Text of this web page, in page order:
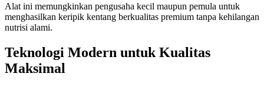
Alat ini memungkinkan pengusaha kecil maupun pemula untuk
menghasilkan keripik kentang berkualitas premium tanpa kehilangan
nutrisi alami.
Teknologi Modern untuk Kualitas
Maksimal